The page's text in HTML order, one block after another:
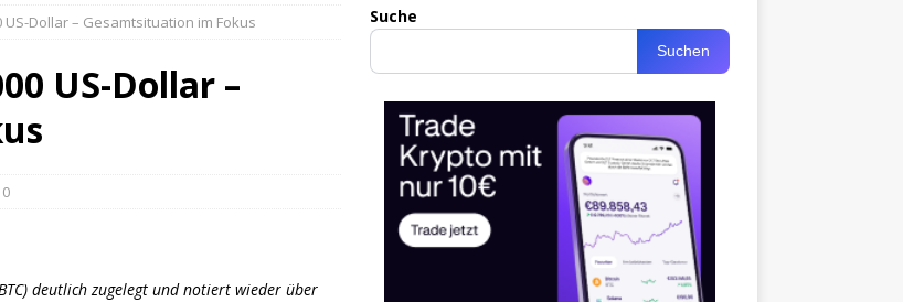
Dollar – Gesamtsituation im Fokus
US-Dollar –
0
deutlich zugelegt und notiert wieder über
Suche
Suchen